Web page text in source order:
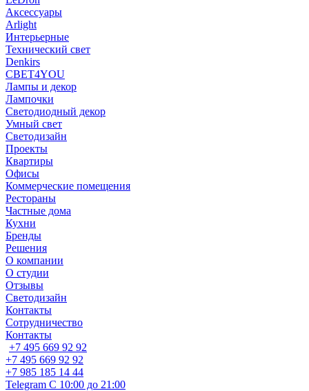
Аксессуары
Arlight
Интерьерные
Технический свет
Denkirs
СВЕТ4YOU
Лампы и декор
Лампочки
Светодиодный декор
Умный свет
Светодизайн
Проекты
Квартиры
Офисы
Коммерческие помещения
Рестораны
Частные дома
Кухни
Бренды
Решения
О компании
О студии
Отзывы
Светодизайн
Контакты
Сотрудничество
Контакты
+7 495 669 92 92
+7 495 669 92 92
+7 985 185 14 44
Telegram С 10:00 до 21:00